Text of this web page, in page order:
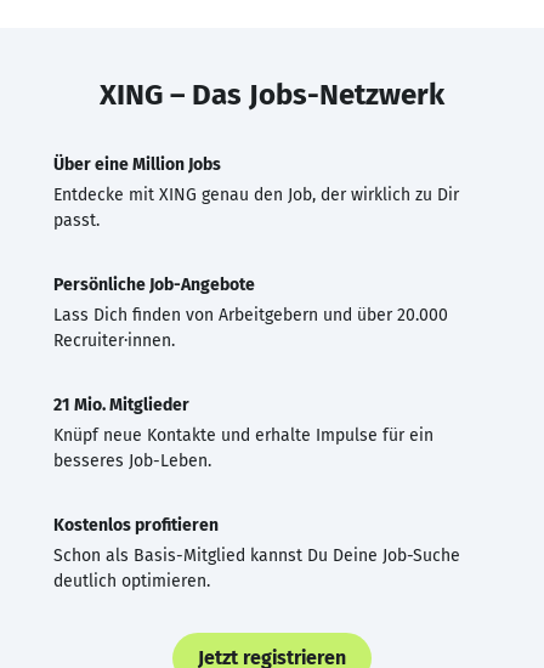
XING – Das Jobs-Netzwerk
Über eine Million Jobs
Entdecke mit XING genau den Job, der wirklich zu Dir
passt.
Persönliche Job-Angebote
Lass Dich finden von Arbeitgebern und über 20.000
Recruiter·innen.
21 Mio. Mitglieder
Knüpf neue Kontakte und erhalte Impulse für ein
besseres Job-Leben.
Kostenlos profitieren
Schon als Basis-Mitglied kannst Du Deine Job-Suche
deutlich optimieren.
Jetzt registrieren